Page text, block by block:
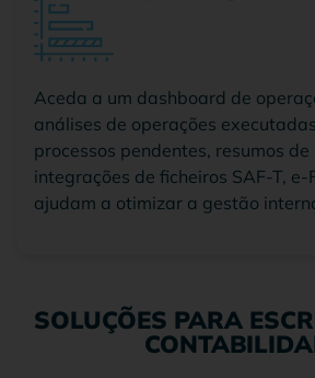
Aceda a um dashboard de
análises de operações
processos pendentes, resumos
integrações de ficheiros SAF-T, e-
ajudam a otimizar a gestão
SOLUÇÕES PARA